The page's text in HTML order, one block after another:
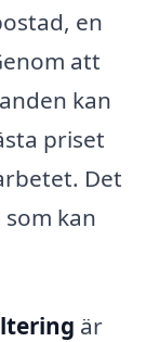
en
att
kan
priset
Det
kan
är